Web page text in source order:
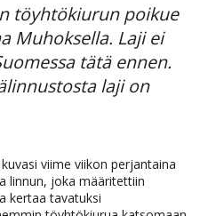
töyhtökiurun poikue
Muhoksella. Laji ei
tätä ennen.
laji on
viime viikon perjantaina
linnun, joka määritettiin
kertaa tavatuksi